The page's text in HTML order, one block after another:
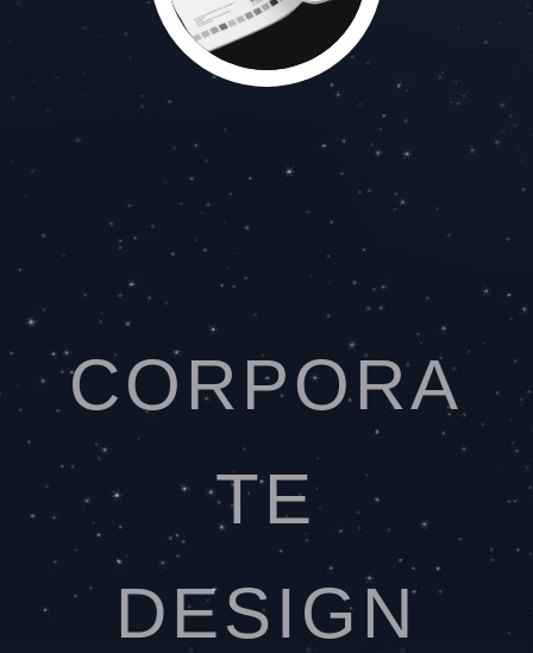
CORPORA
TE
DESIGN